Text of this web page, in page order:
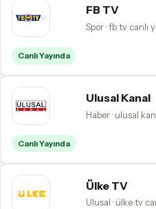
FB TV
Spor · fb tv canlı
Canlı Yayında
Ulusal Kanal
Haber · ulusal
Canlı Yayında
Ülke TV
Ulusal · ülke tv